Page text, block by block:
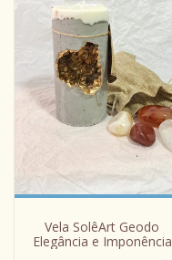
Vela SolêArt Geodo
Elegância e Imponência